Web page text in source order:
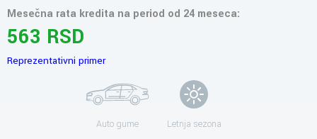
Mesečna rata kredita na period od 24 meseca:
563 RSD
Reprezentativni primer
Auto gume Letnja sezona